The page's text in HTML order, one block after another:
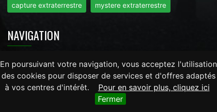
En poursuivant votre navigation, vous acceptez l'utilisation
des cookies pour disposer de services et d'offres adaptés
à vos centres d'intérêt.
Pour en savoir plus, cliquez ici
Fermer
capture extraterrestre mystere extraterrestre
NAVIGATION
- Mentions Légales- Contact
Tout droits réservés © 2026 - Mysteredumonde.com -